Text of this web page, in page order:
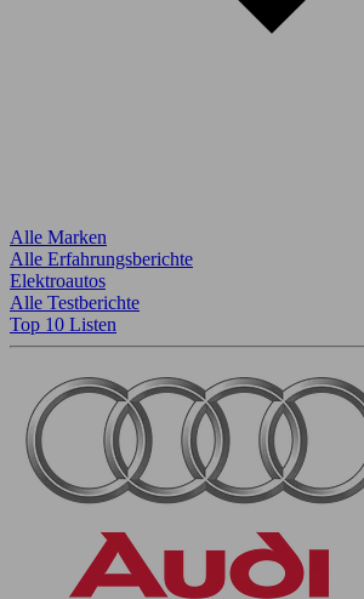
Alle Marken
Alle Erfahrungsberichte
Elektroautos
Alle Testberichte
Top 10 Listen